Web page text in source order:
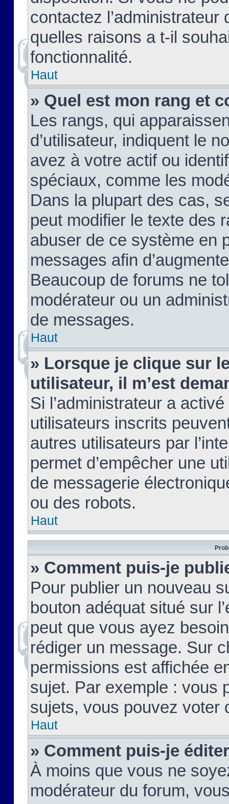
contactez
quelles raisons a t-il
fonctionnalité.
Haut
» Quel est mon rang et
Les rangs, qui
d’utilisateur, indiquent le
avez à votre actif ou
spéciaux, comme les
Dans la plupart des cas,
peut modifier le texte des
abuser de ce système en
messages afin
Beaucoup de forums ne
modérateur ou un
de messages.
Haut
» Lorsque je clique sur
utilisateur, il m’est
Si l’administrateur a
utilisateurs inscrits
autres utilisateurs par
permet d’empêcher une
de messagerie
ou des robots.
Haut
» Comment puis-je
Pour publier un nouveau
bouton adéquat situé sur
peut que vous ayez
rédiger un message. Sur
permissions est affichée
sujet. Par exemple : vous
sujets, vous pouvez voter
Haut
» Comment puis-je
À moins que vous ne
modérateur du forum,